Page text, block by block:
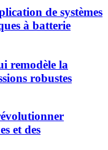
de systèmes
à batterie
remodèle la
robustes
et des